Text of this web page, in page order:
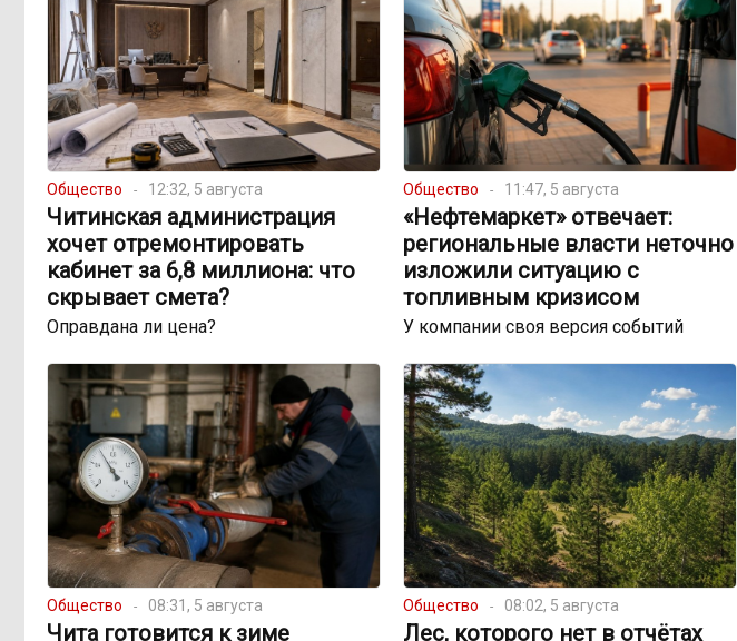
Общество 12:32, 5 августа
Читинская администрация
хочет отремонтировать
кабинет за 6,8 миллиона: что
скрывает смета?
Оправдана ли цена?
Общество 11:47, 5 августа
«Нефтемаркет» отвечает:
региональные власти неточно
изложили ситуацию с
топливным кризисом
У компании своя версия событий
Общество 08:31, 5 августа
Чита готовится к зиме
Общество 08:02, 5 августа
Лес, которого нет в отчётах